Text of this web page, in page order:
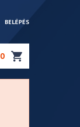
BELÉPÉS
0